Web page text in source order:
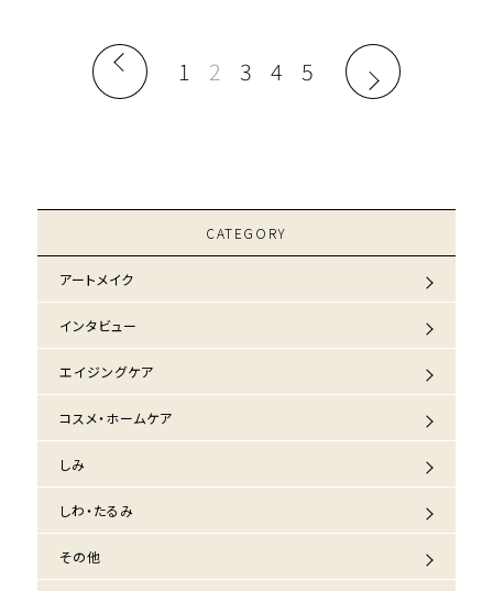
1 2 3 4 5
CATEGORY
アートメイク
インタビュー
エイジングケア
コスメ・ホームケア
しみ
しわ・たるみ
その他